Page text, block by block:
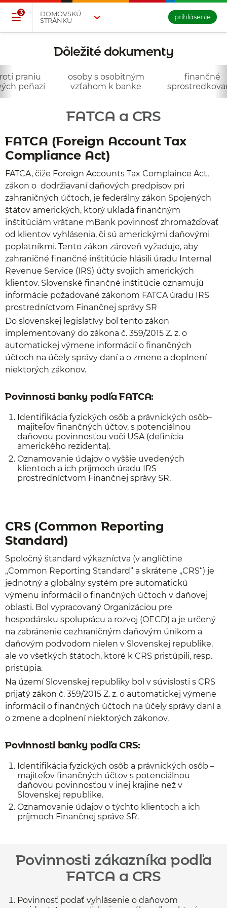
DOMOVSKÚ
STRÁNKU
3
prihlásenie
Dôležité dokumenty
praniu
peňazí
osoby s osobitným
vzťahom k banke
finančné
FATCA a CRS
FATCA (Foreign Account Tax
Compliance Act)
FATCA, čiže Foreign Accounts Tax Complaince Act,
zákon o dodržiavaní daňových predpisov pri
zahraničných účtoch, je federálny zákon Spojených
štátov amerických, ktorý ukladá finančným
inštitúciám vrátane mBank povinnosť zhromažďovať
od klientov vyhlásenia, či sú americkými daňovými
poplatníkmi. Tento zákon zároveň vyžaduje, aby
zahraničné finančné inštitúcie hlásili úradu Internal
Revenue Service (IRS) účty svojich amerických
klientov. Slovenské finančné inštitúcie oznamujú
informácie požadované zákonom FATCA úradu IRS
prostredníctvom Finančnej správy SR
Do slovenskej legislatívy bol tento zákon
implementovaný do zákona č. 359/2015 Z. z. o
automatickej výmene informácií o finančných
účtoch na účely správy daní a o zmene a doplnení
niektorých zákonov.
Povinnosti banky podľa FATCA:
Identifikácia fyzických osôb a právnických osôb–
majiteľov finančných účtov, s potenciálnou
daňovou povinnosťou voči USA (definícia
amerického rezidenta).
Oznamovanie údajov o vyššie uvedených
klientoch a ich príjmoch úradu IRS
prostredníctvom Finančnej správy SR.
CRS (Common Reporting
Standard)
Spoločný štandard výkazníctva (v angličtine
„Common Reporting Standard“ a skrátene „CRS“) je
jednotný a globálny systém pre automatickú
výmenu informácií o finančných účtoch v daňovej
oblasti. Bol vypracovaný Organizáciou pre
hospodársku spoluprácu a rozvoj (OECD) a je určený
na zabránenie cezhraničným daňovým únikom a
daňovým podvodom nielen v Slovenskej republike,
ale vo všetkých štátoch, ktoré k CRS pristúpili, resp.
pristúpia.
Na území Slovenskej republiky bol v súvislosti s CRS
prijatý zákon č. 359/2015 Z. z. o automatickej výmene
informácií o finančných účtoch na účely správy daní a
o zmene a doplnení niektorých zákonov.
Povinnosti banky podľa CRS:
Identifikácia fyzických osôb a právnických osôb –
majiteľov finančných účtov s potenciálnou
daňovou povinnosťou v inej krajine než v
Slovenskej republike.
Oznamovanie údajov o týchto klientoch a ich
príjmoch Finančnej správe SR.
Povinnosti zákazníka podľa
FATCA a CRS
Povinnosť podať vyhlásenie o daňovom